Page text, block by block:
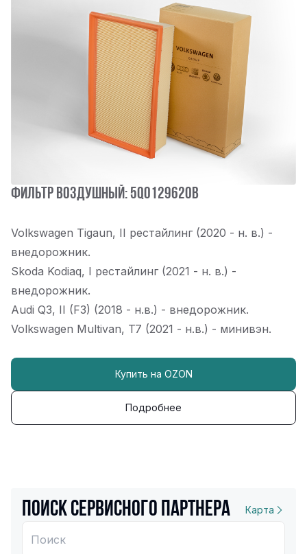
Фильтр воздушный: 5Q0129620B
Volkswagen Tigaun, II рестайлинг (2020 - н. в.) -
внедорожник.
Skoda Kodiaq, I рестайлинг (2021 - н. в.) -
внедорожник.
Audi Q3, II (F3) (2018 - н.в.) - внедорожник.
Volkswagen Multivan, T7 (2021 - н.в.) - минивэн.
Купить на OZON
Подробнее
Поиск сервисного партнера Карта